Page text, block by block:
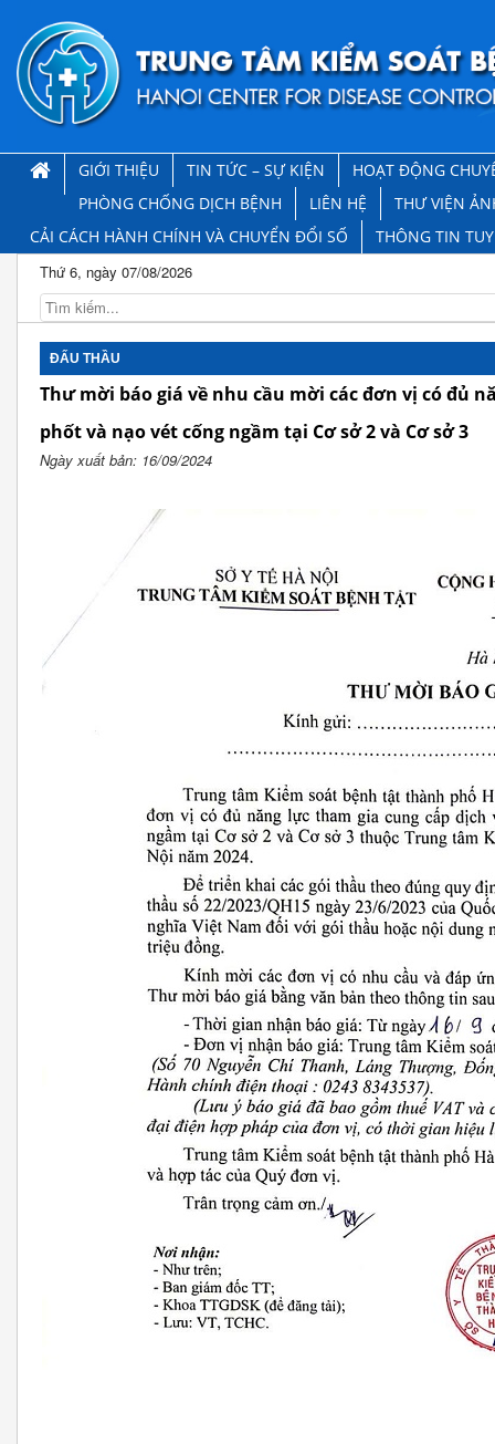
GIỚI THIỆU TIN TỨC – SỰ KIỆN
HOẠT ĐỘNG
PHÒNG CHỐNG DỊCH BỆNH
LIÊN HỆ
THƯ VIỆN
CẢI CÁCH HÀNH CHÍNH VÀ CHUYỂN ĐỔI SỐ
THÔNG TIN
Thứ 6, ngày 07/08/2026
ĐẤU THẦU
Thư mời báo giá về nhu cầu mời các đơn vị có đủ
phốt và nạo vét cống ngầm tại Cơ sở 2 và Cơ sở 3
Ngày xuất bản: 16/09/2024